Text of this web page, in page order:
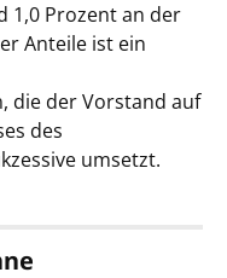
1,0 Prozent an der
Anteile ist ein
die der Vorstand auf
des
umsetzt.